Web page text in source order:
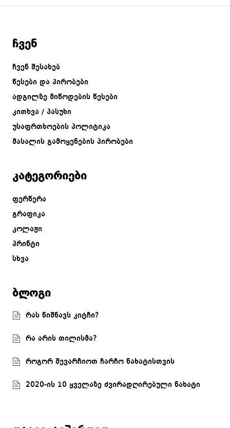
ჩვენ
ჩვენ შესახებ
წესები და პირობები
ადგილზე მიწოდების წესები
კითხვა / პასუხი
უსაფრთხოების პოლიტიკა
მასალის გამოყენების პირობები
კატეგორიები
ფერწერა
გრაფიკა
კოლაჟი
პრინტი
სხვა
ბლოგი
რას ნიშნავს კიტჩი?
რა არის თილისმა?
როგორ შევარჩიოთ ჩარჩო ნახატისთვის
2020-ის 10 ყველაზე ძვირადღირებული ნახატი